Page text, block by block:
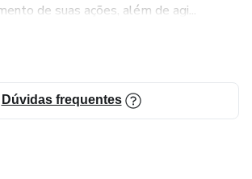
de suas ações, além de agi...
Dúvidas frequentes